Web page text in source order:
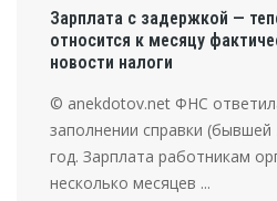
Зарплата с задержкой —
относится к месяцу
новости налоги
© anekdotov.net ФНС
заполнении справки
год. Зарплата работникам
несколько месяцев ...